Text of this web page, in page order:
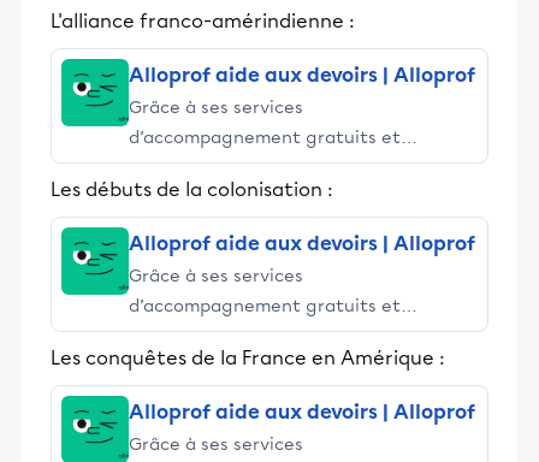
L'alliance franco-amérindienne :
Alloprof aide aux devoirs | Alloprof
Grâce à ses services
d’accompagnement gratuits et
stimulants, Alloprof engage les élèves
et leurs parents dans la réussite
Les débuts de la colonisation :
Alloprof aide aux devoirs | Alloprof
Grâce à ses services
d’accompagnement gratuits et
stimulants, Alloprof engage les élèves
et leurs parents dans la réussite
Les conquêtes de la France en Amérique :
Alloprof aide aux devoirs | Alloprof
Grâce à ses services